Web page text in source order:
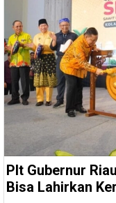
Plt Gubernur
Bisa Lahirkan